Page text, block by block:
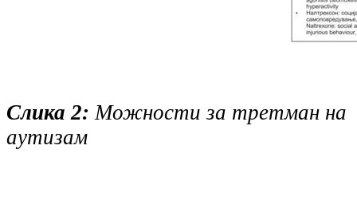
Слика 2:Можности за третман на
аутизам